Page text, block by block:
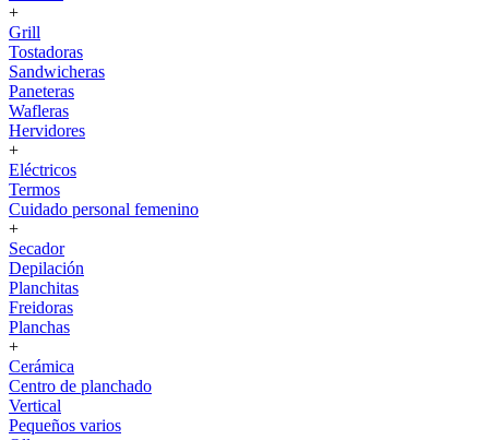
+
Grill
Tostadoras
Sandwicheras
Paneteras
Wafleras
Hervidores
+
Eléctricos
Termos
Cuidado personal femenino
+
Secador
Depilación
Planchitas
Freidoras
Planchas
+
Cerámica
Centro de planchado
Vertical
Pequeños varios